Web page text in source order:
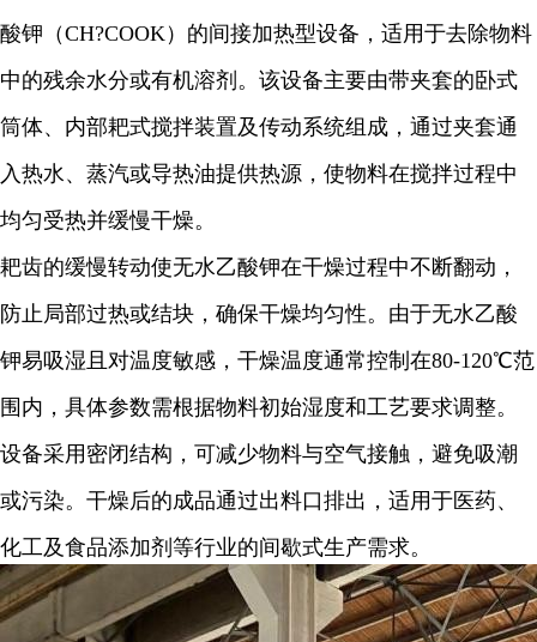
酸钾（CH?COOK）的间接加热型设备，适用于去除物料
中的残余水分或有机溶剂。该设备主要由带夹套的卧式
筒体、内部耙式搅拌装置及传动系统组成，通过夹套通
入热水、蒸汽或导热油提供热源，使物料在搅拌过程中
均匀受热并缓慢干燥。
耙齿的缓慢转动使无水乙酸钾在干燥过程中不断翻动，
防止局部过热或结块，确保干燥均匀性。由于无水乙酸
钾易吸湿且对温度敏感，干燥温度通常控制在80-120℃范
围内，具体参数需根据物料初始湿度和工艺要求调整。
设备采用密闭结构，可减少物料与空气接触，避免吸潮
或污染。干燥后的成品通过出料口排出，适用于医药、
化工及食品添加剂等行业的间歇式生产需求。